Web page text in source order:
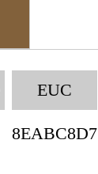
EUC
8EABC8D7